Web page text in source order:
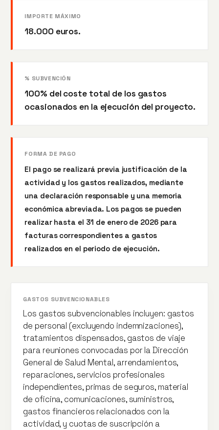
IMPORTE MÁXIMO
18.000 euros.
% SUBVENCIÓN
100% del coste total de los gastos
ocasionados en la ejecución del proyecto.
FORMA DE PAGO
El pago se realizará previa justificación de la
actividad y los gastos realizados, mediante
una declaración responsable y una memoria
económica abreviada. Los pagos se pueden
realizar hasta el 31 de enero de 2026 para
facturas correspondientes a gastos
realizados en el periodo de ejecución.
GASTOS SUBVENCIONABLES
Los gastos subvencionables incluyen: gastos
de personal (excluyendo indemnizaciones),
tratamientos dispensados, gastos de viaje
para reuniones convocadas por la Dirección
General de Salud Mental, arrendamientos,
reparaciones, servicios profesionales
independientes, primas de seguros, material
de oficina, comunicaciones, suministros,
gastos financieros relacionados con la
actividad, y cuotas de suscripción a